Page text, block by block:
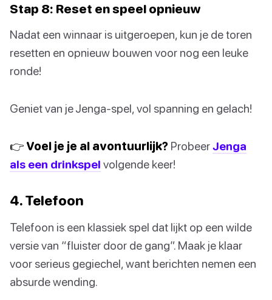
Stap 8: Reset en speel opnieuw
Nadat een winnaar is uitgeroepen, kun je de toren
resetten en opnieuw bouwen voor nog een leuke
ronde!
Geniet van je Jenga-spel, vol spanning en gelach!
👉 Voel je je al avontuurlijk? ProbeerJenga
als een drinkspel volgende keer!
4. Telefoon
Telefoon is een klassiek spel dat lijkt op een wilde
versie van “fluister door de gang”. Maak je klaar
voor serieus gegiechel, want berichten nemen een
absurde wending.